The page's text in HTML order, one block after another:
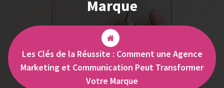
Marque
Les Clés de la Réussite : Comment une Agence
Marketing et Communication Peut Transformer
Votre Marque